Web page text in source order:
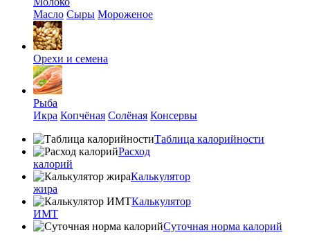
Масло Сыры Мороженое
Орехи и семена
Рыба
Икра Копчёная Солёная Консервы
Таблица калорийности
Расход
калорий
Калькулятор
жира
Калькулятор
ИМТ
Суточная норма калорий